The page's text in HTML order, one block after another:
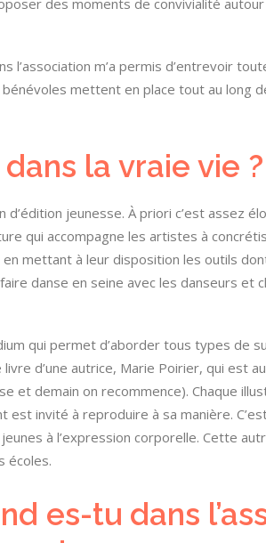
des moments de convivialité
l’association m’a permis d’entrevoir
mettent en place tout au long
la vraie vie ?
d’édition jeunesse. À priori c’est assez
qui accompagne les artistes à
mettant à leur disposition les outils
danse en seine avec les danseurs et
qui permet d’aborder tous types de
d’une autrice, Marie Poirier, qui est
et demain on recommence). Chaque
est invité à reproduire à sa manière.
à l’expression corporelle. Cette
écoles.
es-tu dans